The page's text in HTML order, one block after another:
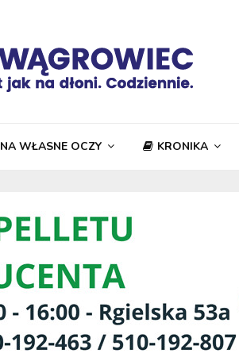
NA WŁASNE OCZY KRONIKA